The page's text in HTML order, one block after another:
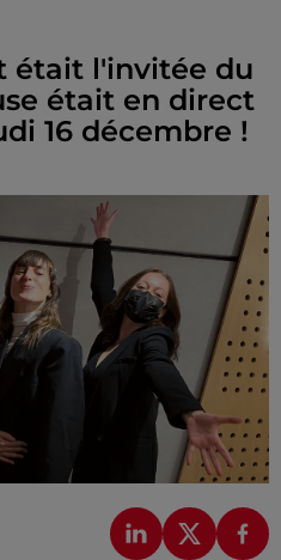
était l'invitée du
était en direct
16 décembre !